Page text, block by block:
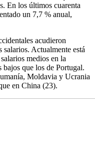
En los últimos cuarenta
un 7,7 % anual,
acudieron
salarios. Actualmente está
medios en la
que los de Portugal.
Moldavia y Ucrania
en China (23).